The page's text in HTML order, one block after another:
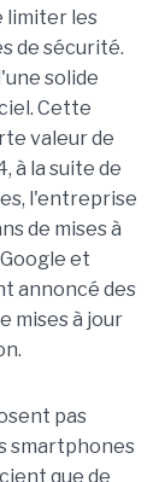
limiter les
de sécurité.
solide
Cette
valeur de
à la suite de
l'entreprise
de mises à
et
annoncé des
mises à jour
pas
smartphones
que de